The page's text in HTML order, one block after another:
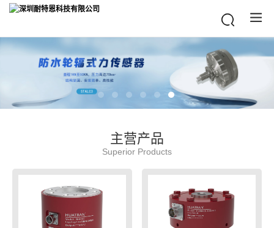
主营产品
Superior Products